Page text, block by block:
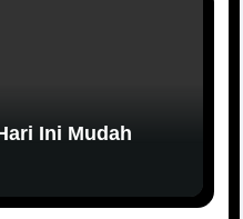
Ini Mudah